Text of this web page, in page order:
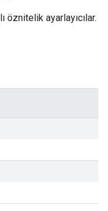
öznitelik ayarlayıcılar.